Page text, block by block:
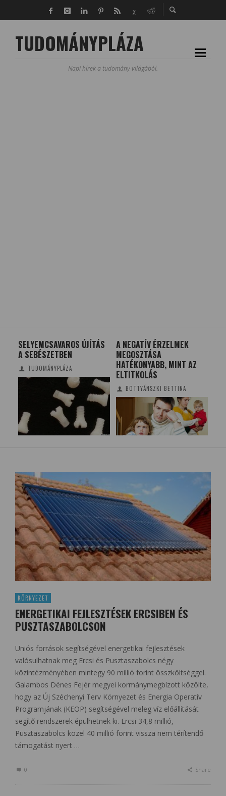
TUDOMÁNYPLÁZA
Napi hírek a tudomány világából.
SELYEMCSAVAROS ÚJÍTÁS
A SEBÉSZETBEN
TUDOMÁNYPLÁZA
A NEGATÍV ÉRZELMEK
MEGOSZTÁSA
HATÉKONYABB, MINT AZ
ELTITKOLÁS
BOTTYÁNSZKI BETTINA
KÖRNYEZET
ENERGETIKAI FEJLESZTÉSEK ERCSIBEN ÉS
PUSZTASZABOLCSON
Uniós források segítségével energetikai fejlesztések
valósulhatnak meg Ercsi és Pusztaszabolcs négy
közintézményében mintegy 90 millió forint összköltséggel.
Galambos Dénes Fejér megyei kormánymegbízott közölte,
hogy az Új Széchenyi Terv Környezet és Energia Operatív
Programjának (KEOP) segítségével meleg víz előállítását
segítő rendszerek épülhetnek ki. Ercsi 34,8 millió,
Pusztaszabolcs közel 40 millió forint vissza nem térítendő
támogatást nyert …
0 Share